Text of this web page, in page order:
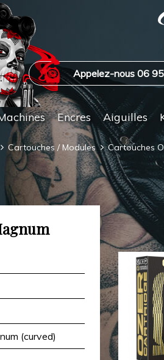
Appelez-nous 06
Encres Aiguilles
Cartouches / Modules Cartouches
(curved)